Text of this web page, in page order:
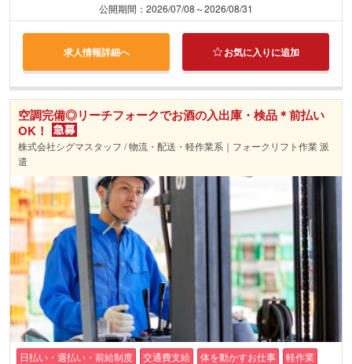
公開期間：2026/07/08～2026/08/31
求人情報詳細へ お気に入りに追加
空調完備◎リーチフォークでお酒の入出庫・検品＊前払い
OK！
株式会社シグマスタッフ / 物流・配送・軽作業系｜フォークリフト作業 派
遣
日払い・週払い・前給制度 交通費支給 体を動かすお仕事
軽作業